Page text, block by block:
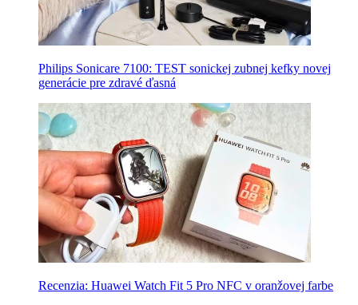
Philips Sonicare 7100: TEST sonickej zubnej kefky novej
generácie pre zdravé ďasná
Recenzia: Huawei Watch Fit 5 Pro NFC v oranžovej farbe